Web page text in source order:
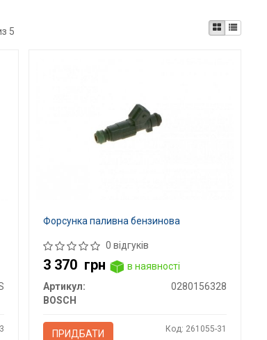
5
Форсунка паливна бензинова
0 відгуків
3 370 грн
в наявності
Артикул:
0280156328
BOSCH
ПРИДБАТИ Код: 261055-31